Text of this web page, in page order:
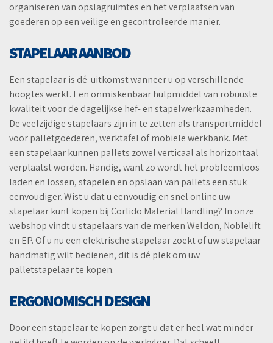
organiseren van opslagruimtes en het verplaatsen van
goederen op een veilige en gecontroleerde manier.
STAPELAAR AANBOD
Een stapelaar is dé uitkomst wanneer u op verschillende
hoogtes werkt. Een onmiskenbaar hulpmiddel van robuuste
kwaliteit voor de dagelijkse hef- en stapelwerkzaamheden.
De veelzijdige stapelaars zijn in te zetten als transportmiddel
voor palletgoederen, werktafel of mobiele werkbank. Met
een stapelaar kunnen pallets zowel verticaal als horizontaal
verplaatst worden. Handig, want zo wordt het probleemloos
laden en lossen, stapelen en opslaan van pallets een stuk
eenvoudiger. Wist u dat u eenvoudig en snel online uw
stapelaar kunt kopen bij Corlido Material Handling? In onze
webshop vindt u stapelaars van de merken Weldon, Noblelift
en EP. Of u nu een elektrische stapelaar zoekt of uw stapelaar
handmatig wilt bedienen, dit is dé plek om uw
palletstapelaar te kopen.
ERGONOMISCH DESIGN
Door een stapelaar te kopen zorgt u dat er heel wat minder